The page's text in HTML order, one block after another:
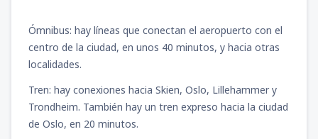
Ómnibus: hay líneas que conectan el aeropuerto con el
centro de la ciudad, en unos 40 minutos, y hacia otras
localidades.
Tren: hay conexiones hacia Skien, Oslo, Lillehammer y
Trondheim. También hay un tren expreso hacia la ciudad
de Oslo, en 20 minutos.